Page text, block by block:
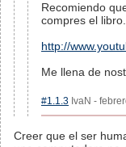
Recomiendo
compres el libro.
http://
Me llena de
#1.1.3 IvaN -
Creer que el ser